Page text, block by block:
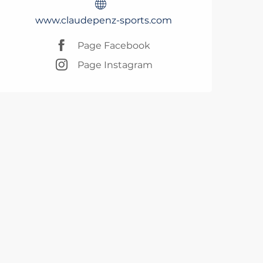
www.claudepenz-sports.com
Page Facebook
Page Instagram